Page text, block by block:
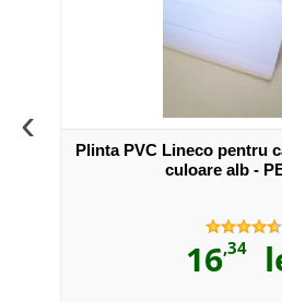
‹
Plinta PVC Lineco pentru
culoare alb -
16,34